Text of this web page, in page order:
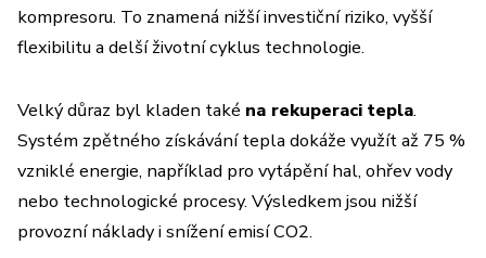
kompresoru. To znamená nižší investiční riziko, vyšší
flexibilitu a delší životní cyklus technologie.
Velký důraz byl kladen také na rekuperaci tepla.
Systém zpětného získávání tepla dokáže využít až 75 %
vzniklé energie, například pro vytápění hal, ohřev vody
nebo technologické procesy. Výsledkem jsou nižší
provozní náklady i snížení emisí CO2.